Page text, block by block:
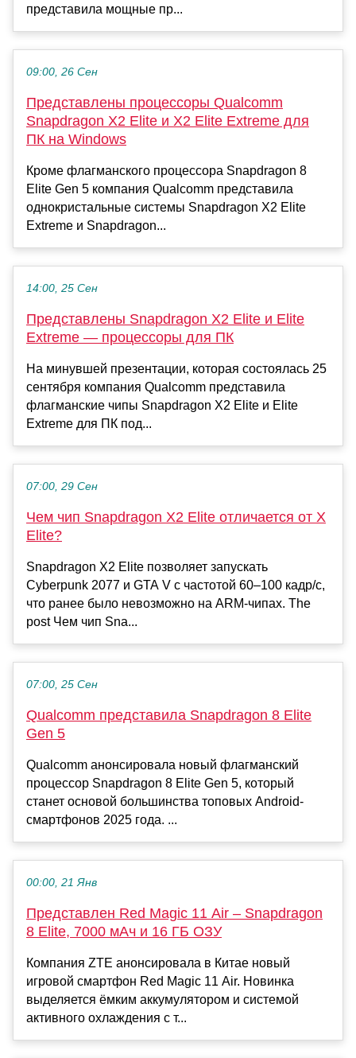
представила мощные пр...
09:00, 26 Сен
Представлены процессоры Qualcomm
Snapdragon X2 Elite и X2 Elite Extreme для
ПК на Windows
Кроме флагманского процессора Snapdragon 8
Elite Gen 5 компания Qualcomm представила
однокристальные системы Snapdragon X2 Elite
Extreme и Snapdragon...
14:00, 25 Сен
Представлены Snapdragon X2 Elite и Elite
Extreme — процессоры для ПК
На минувшей презентации, которая состоялась 25
сентября компания Qualcomm представила
флагманские чипы Snapdragon X2 Elite и Elite
Extreme для ПК под...
07:00, 29 Сен
Чем чип Snapdragon X2 Elite отличается от X
Elite?
Snapdragon X2 Elite позволяет запускать
Cyberpunk 2077 и GTA V с частотой 60–100 кадр/с,
что ранее было невозможно на ARM-чипах. The
post Чем чип Sna...
07:00, 25 Сен
Qualcomm представила Snapdragon 8 Elite
Gen 5
Qualcomm анонсировала новый флагманский
процессор Snapdragon 8 Elite Gen 5, который
станет основой большинства топовых Android-
смартфонов 2025 года. ...
00:00, 21 Янв
Представлен Red Magic 11 Air – Snapdragon
8 Elite, 7000 мАч и 16 ГБ ОЗУ
Компания ZTE анонсировала в Китае новый
игровой смартфон Red Magic 11 Air. Новинка
выделяется ёмким аккумулятором и системой
активного охлаждения с т...